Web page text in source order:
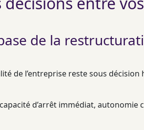
de la
de l’entreprise reste sous décision
d’arrêt immédiat, autonomie